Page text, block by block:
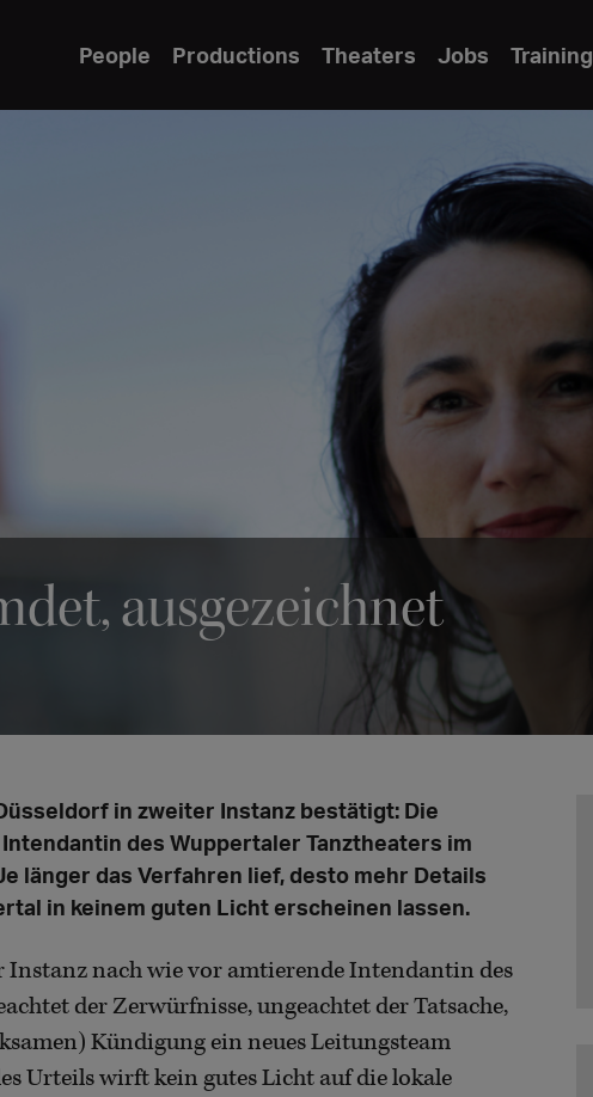
People Productions Theaters Jobs Training
ausgezeichnet
in zweiter Instanz bestätigt: Die
des Wuppertaler Tanztheaters im
länger das Verfahren lief, desto mehr Details
in keinem guten Licht erscheinen lassen.
Instanz nach wie vor amtierende Intendantin des
der Zerwürfnisse, ungeachtet der Tatsache,
Kündigung ein neues Leitungsteam
Urteils wirft kein gutes Licht auf die lokale